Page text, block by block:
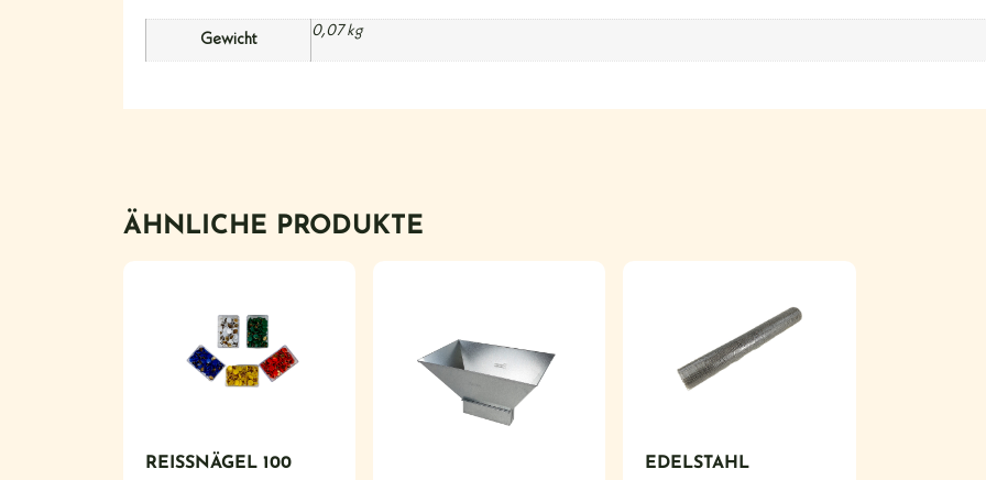
Gewicht
0,07 kg
ÄHNLICHE PRODUKTE
REISSNÄGEL 100 S
EDELSTAHL